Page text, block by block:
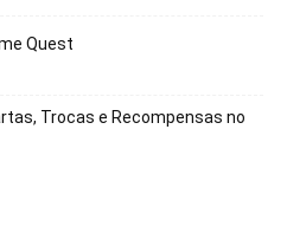
Quest
Trocas e Recompensas no